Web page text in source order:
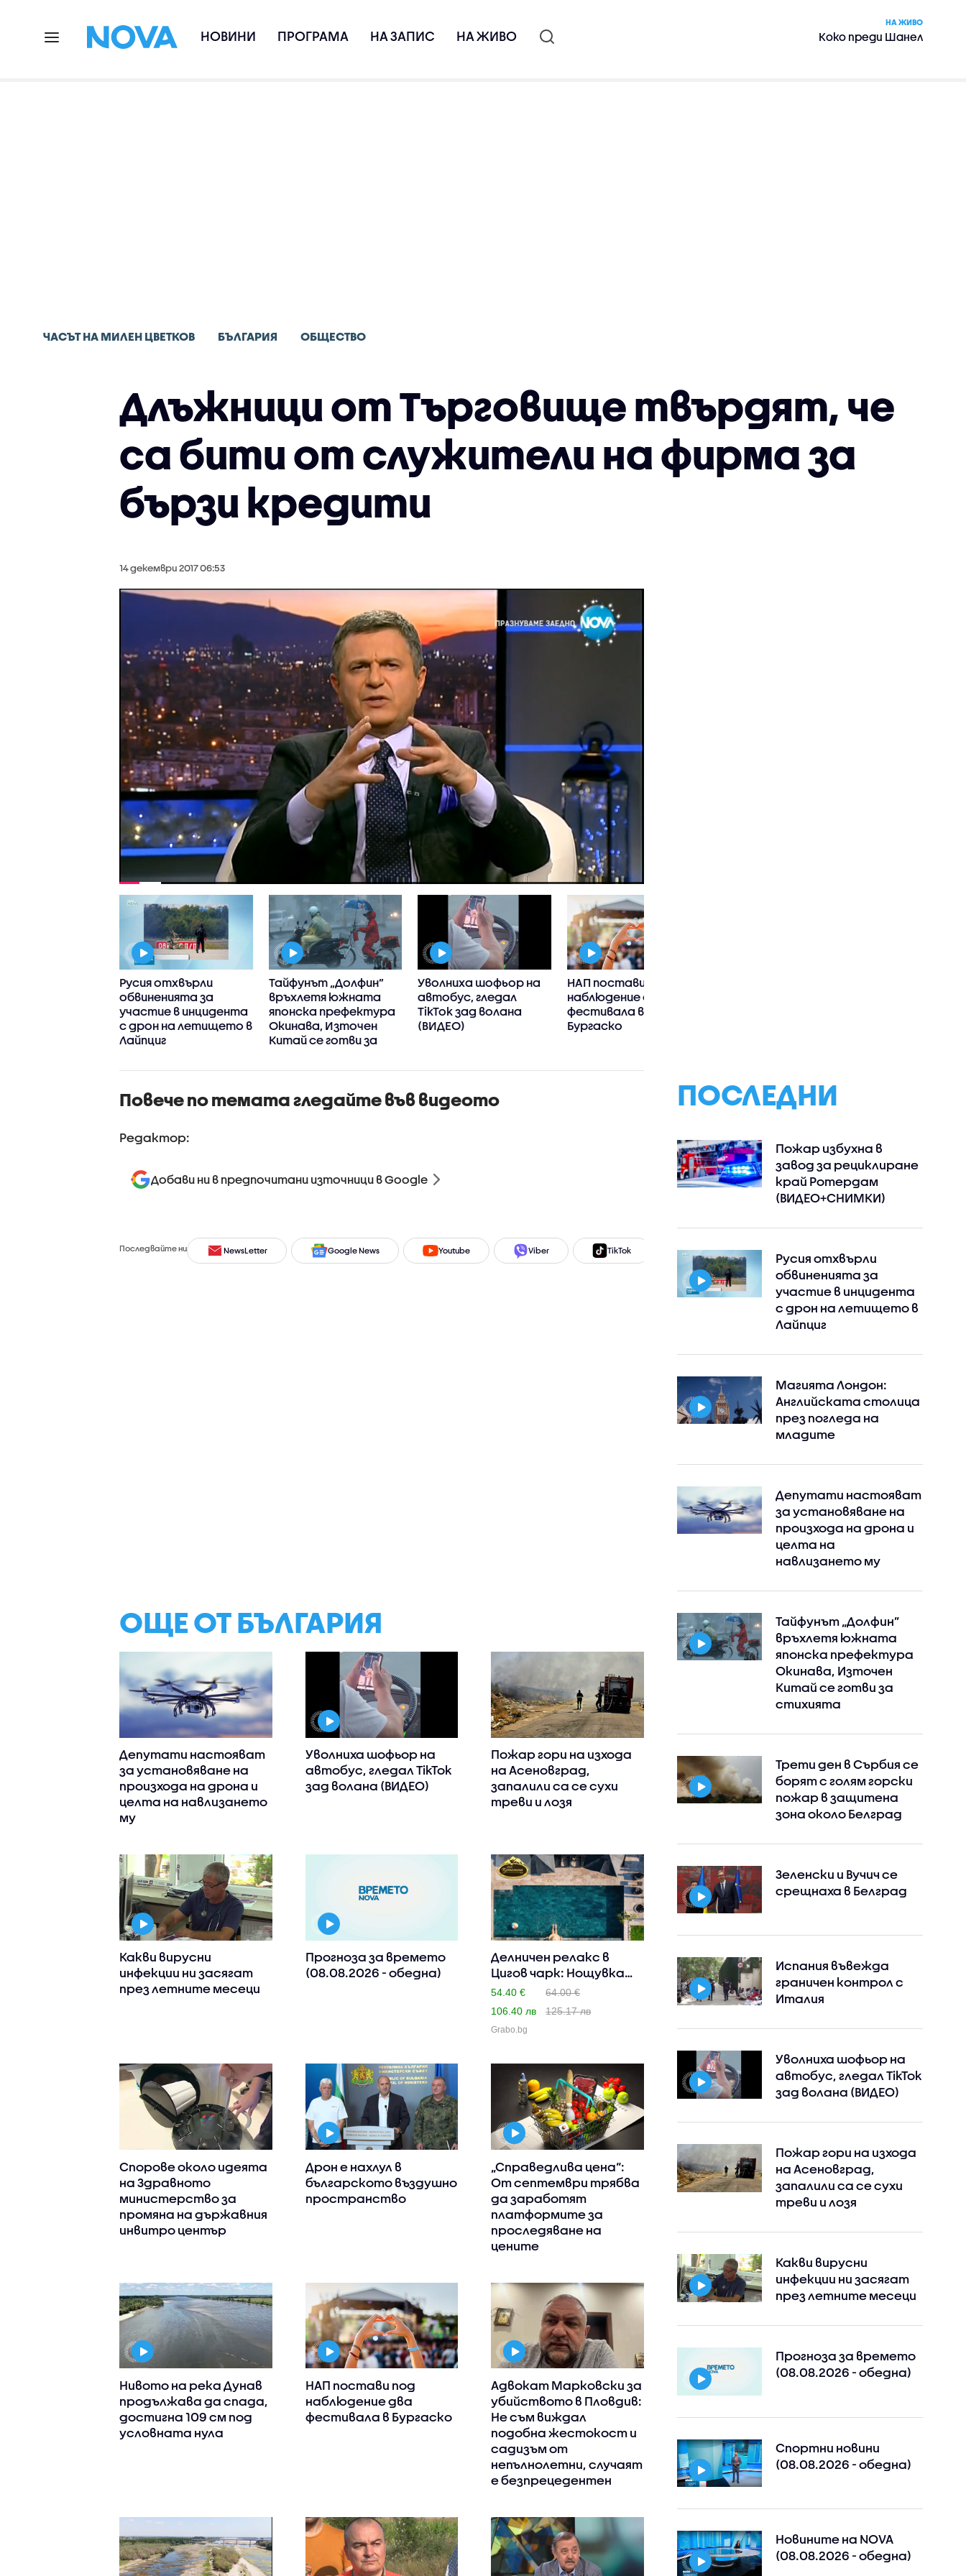
НОВИНИ ПРОГРАМА НА ЗАПИС НА ЖИВО
НА ЖИВО
Коко преди Шанел
ЧАСЪТ НА МИЛЕН ЦВЕТКОВ БЪЛГАРИЯ ОБЩЕСТВО
Длъжници от Търговище твърдят, че
са бити от служители на фирма за
бързи кредити
14 декември 2017 06:53
Русия отхвърли
обвиненията за
участие в инцидента
с дрон на летището в
Лайпциг
Тайфунът „Долфин”
връхлетя южната
японска префектура
Окинава, Източен
Китай се готви за
Уволниха шофьор на
автобус, гледал
TikTok зад волана
(ВИДЕО)
НАП постави под
наблюдение два
фестивала в
Бургаско
Повече по темата гледайте във видеото
Редактор:
Добави ни в предпочитани източници в Google
Последвайте ни NewsLetter Google News Youtube Viber TikTok Instagram
ОЩЕ ОТ БЪЛГАРИЯ
Депутати настояват
за установяване на
произхода на дрона и
целта на навлизането
му
Уволниха шофьор на
автобус, гледал TikTok
зад волана (ВИДЕО)
Пожар гори на изхода
на Асеновград,
запалили са се сухи
треви и лозя
Какви вирусни
инфекции ни засягат
през летните месеци
Прогноза за времето
(08.08.2026 - обедна)
Делничен релакс в
Цигов чарк: Нощувка
със за..
54.40 €
64.00 €
106.40 лв
125.17 лв
Grabo.bg
Спорове около идеята
на Здравното
министерство за
промяна на държавния
инвитро център
Дрон е нахлул в
българското въздушно
пространство
„Справедлива цена“:
От септември трябва
да заработят
платформите за
проследяване на
цените
Нивото на река Дунав
продължава да спада,
достигна 109 см под
условната нула
НАП постави под
наблюдение два
фестивала в Бургаско
Адвокат Марковски за
убийството в Пловдив:
Не съм виждал
подобна жестокост и
садизъм от
непълнолетни, случаят
е безпрецедентен
ПОСЛЕДНИ
Пожар избухна в
завод за рециклиране
край Ротердам
(ВИДЕО+СНИМКИ)
Русия отхвърли
обвиненията за
участие в инцидента
с дрон на летището в
Лайпциг
Магията Лондон:
Английската столица
през погледа на
младите
Депутати настояват
за установяване на
произхода на дрона и
целта на
навлизането му
Тайфунът „Долфин”
връхлетя южната
японска префектура
Окинава, Източен
Китай се готви за
стихията
Трети ден в Сърбия се
борят с голям горски
пожар в защитена
зона около Белград
Зеленски и Вучич се
срещнаха в Белград
Испания въвежда
граничен контрол с
Италия
Уволниха шофьор на
автобус, гледал TikTok
зад волана (ВИДЕО)
Пожар гори на изхода
на Асеновград,
запалили са се сухи
треви и лозя
Какви вирусни
инфекции ни засягат
през летните месеци
Прогноза за времето
(08.08.2026 - обедна)
Спортни новини
(08.08.2026 - обедна)
Новините на NOVA
(08.08.2026 - обедна)